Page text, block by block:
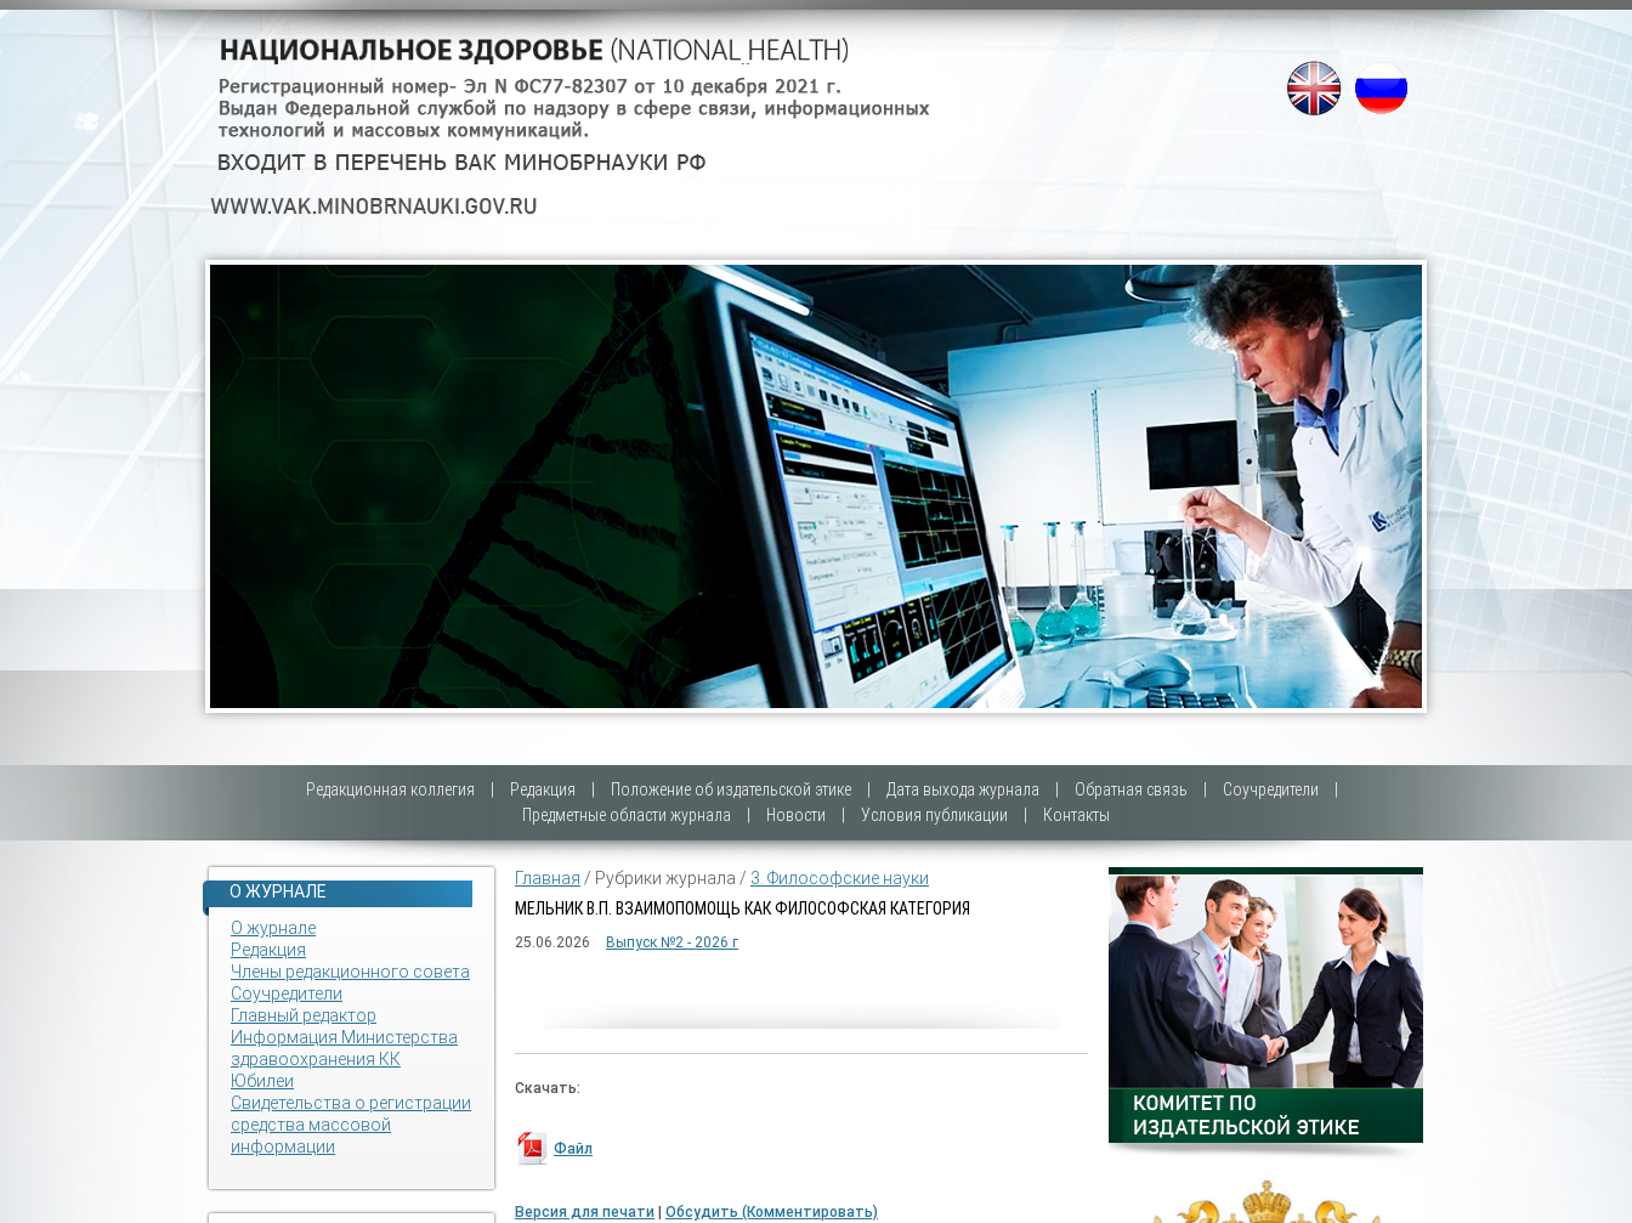
Редакционная коллегия Редакция Положение об издательской этике Дата выхода журнала Обратная связь Соучредители
Предметные области журнала
Новости Условия публикации Контакты
О ЖУРНАЛЕ
О журнале
Редакция
Члены редакционного совета
Соучредители
Главный редактор
Информация Министерства
здравоохранения КК
Юбилеи
Свидетельства о регистрации
средства массовой
информации
Главная / Рубрики журнала / 3. Философские науки
МЕЛЬНИК В.П. ВЗАИМОПОМОЩЬ КАК ФИЛОСОФСКАЯ КАТЕГОРИЯ
25.06.2026 Выпуск №2 - 2026 г
Скачать:
Файл
Версия для печати Обсудить (Комментировать)